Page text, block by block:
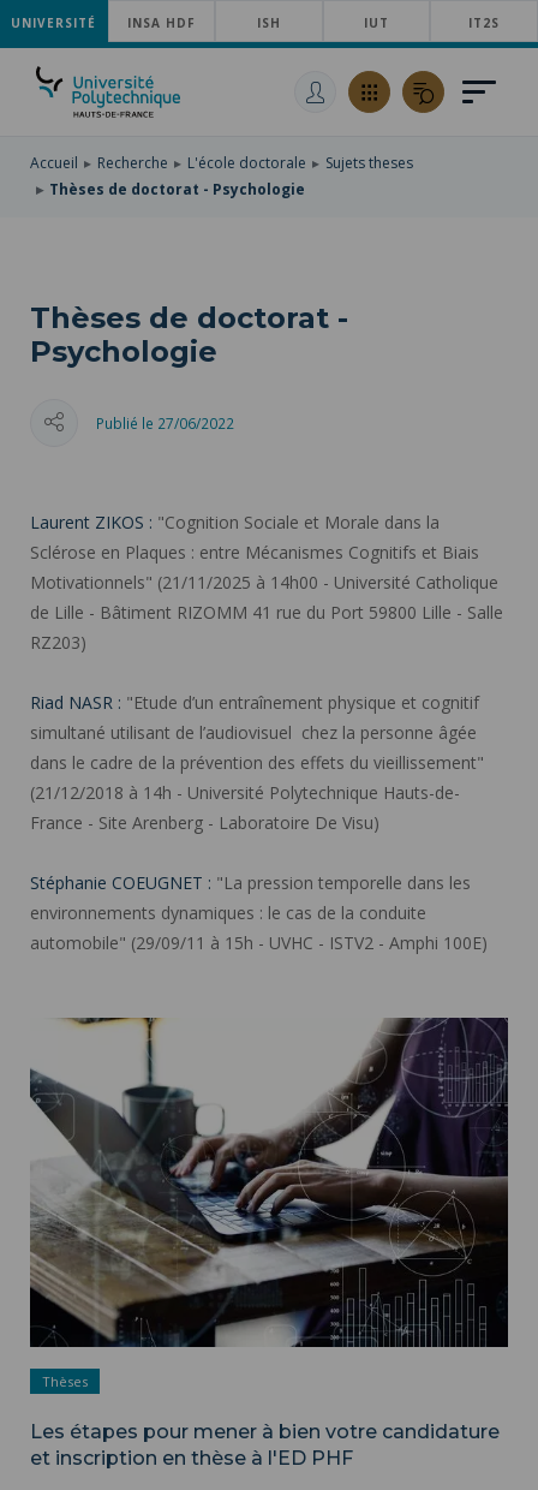
ACCÉDER
AU
MENU
PRINCIPAL
ALLER
AU
CONTENU
ACCÉDER
RECHERCHE
UNIVERSITÉ INSA HDF ISH IUT IT2S
Accueil Recherche L'école doctorale
Sujets theses
Thèses de doctorat - Psychologie
Thèses de doctorat -
Psychologie
Publié le 27/06/2022
Laurent ZIKOS : "Cognition Sociale et Morale dans la
Sclérose en Plaques : entre Mécanismes Cognitifs et Biais
Motivationnels" (21/11/2025 à 14h00 - Université Catholique
de Lille - Bâtiment RIZOMM 41 rue du Port 59800 Lille - Salle
RZ203)
Riad NASR : "Etude d’un entraînement physique et cognitif
simultané utilisant de l’audiovisuel chez la personne âgée
dans le cadre de la prévention des effets du vieillissement"
(21/12/2018 à 14h - Université Polytechnique Hauts-de-
France - Site Arenberg - Laboratoire De Visu)
Stéphanie COEUGNET : "La pression temporelle dans les
environnements dynamiques : le cas de la conduite
automobile" (29/09/11 à 15h - UVHC - ISTV2 - Amphi 100E)
Les étapes pour mener à bien votre candidature et
inscription en thèse à l'ED PHF ">
Thèses
Les étapes pour mener à bien votre candidature
et inscription en thèse à l'ED PHF